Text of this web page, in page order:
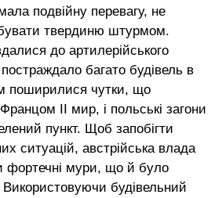
подвійну перевагу, не
твердиню штурмом.
до артилерійського
постраждало багато будівель в
поширилися чутки, що
II мир, і польські загони
пункт. Щоб запобігти
ситуацій, австрійська влада
фортечні мури, що й було
будівельний